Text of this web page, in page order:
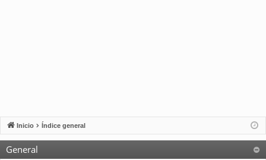
Inicio Índice general
General